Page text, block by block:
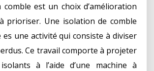
est un choix d’amélioration
prioriser. Une isolation de comble
une activité qui consiste à diviser
Ce travail comporte à projeter
à l’aide d’une machine à